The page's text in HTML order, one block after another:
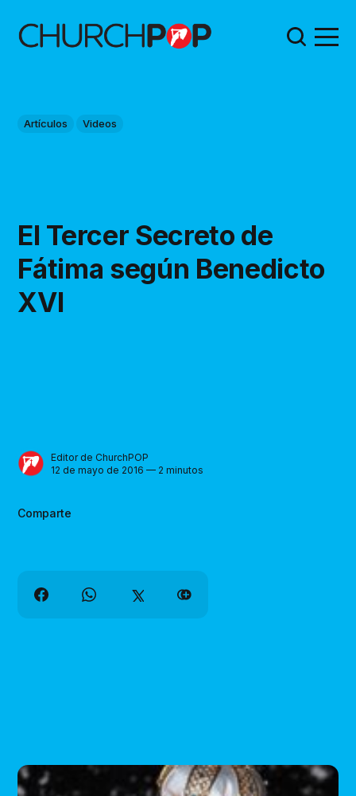
Artículos Videos
El Tercer Secreto de
Fátima según Benedicto
XVI
Editor de ChurchPOP
12 de mayo de 2016 — 2 minutos
Comparte